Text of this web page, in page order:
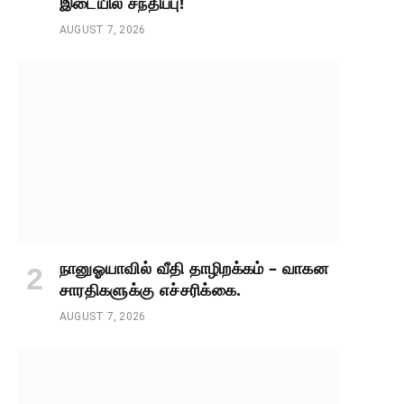
AUGUST 7, 2026
நானுஓயாவில் வீதி தாழிறக்கம் – வாகன
சாரதிகளுக்கு எச்சரிக்கை.
AUGUST 7, 2026